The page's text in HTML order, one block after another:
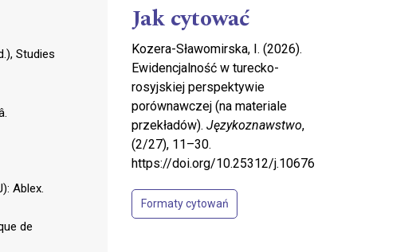
Studies
Ablex.
de
Jak cytować
Kozera-Sławomirska, I. (2026).
Ewidencjalność w turecko-
rosyjskiej perspektywie
porównawczej (na materiale
przekładów). Językoznawstwo,
(2/27), 11–30.
https://doi.org/10.25312/j.10676
Formaty cytowań